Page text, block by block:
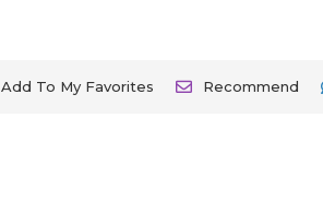
Add To My Favorites Recommend